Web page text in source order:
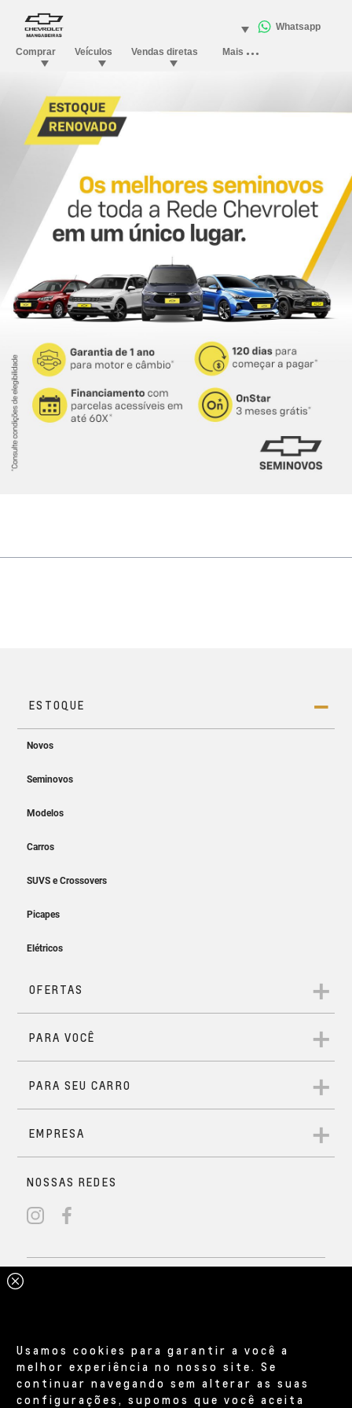
Usamos cookies para garantir a você a
melhor experiência no nosso site. Se
continuar navegando sem alterar as suas
configurações, supomos que você aceita